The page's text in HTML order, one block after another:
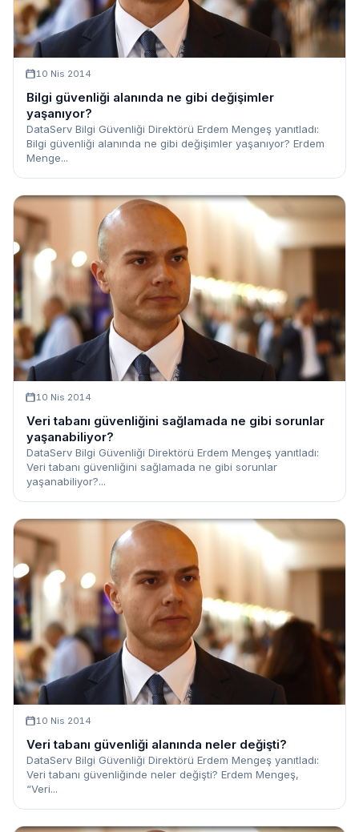
10 Nis 2014
Bilgi güvenliği alanında ne gibi değişimler
yaşanıyor?
DataServ Bilgi Güvenliği Direktörü Erdem Mengeş yanıtladı:
Bilgi güvenliği alanında ne gibi değişimler yaşanıyor? Erdem
Menge...
10 Nis 2014
Veri tabanı güvenliğini sağlamada ne gibi sorunlar
yaşanabiliyor?
DataServ Bilgi Güvenliği Direktörü Erdem Mengeş yanıtladı:
Veri tabanı güvenliğini sağlamada ne gibi sorunlar
yaşanabiliyor?...
10 Nis 2014
Veri tabanı güvenliği alanında neler değişti?
DataServ Bilgi Güvenliği Direktörü Erdem Mengeş yanıtladı:
Veri tabanı güvenliğinde neler değişti? Erdem Mengeş,
“Veri...